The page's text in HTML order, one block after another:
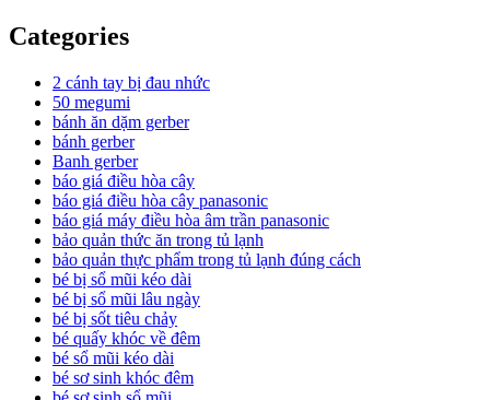
Categories
2 cánh tay bị đau nhức
50 megumi
bánh ăn dặm gerber
bánh gerber
Banh gerber
báo giá điều hòa cây
báo giá điều hòa cây panasonic
báo giá máy điều hòa âm trần panasonic
bảo quản thức ăn trong tủ lạnh
bảo quản thực phẩm trong tủ lạnh đúng cách
bé bị sổ mũi kéo dài
bé bị sổ mũi lâu ngày
bé bị sốt tiêu chảy
bé quấy khóc về đêm
bé sổ mũi kéo dài
bé sơ sinh khóc đêm